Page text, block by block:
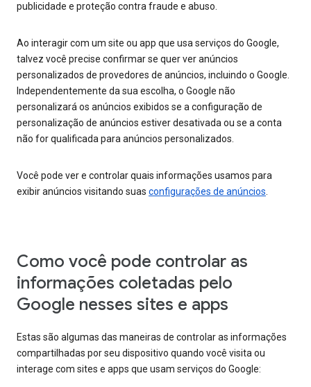
publicidade e proteção contra fraude e abuso.
Ao interagir com um site ou app que usa serviços do Google,
talvez você precise confirmar se quer ver anúncios
personalizados de provedores de anúncios, incluindo o Google.
Independentemente da sua escolha, o Google não
personalizará os anúncios exibidos se a configuração de
personalização de anúncios estiver desativada ou se a conta
não for qualificada para anúncios personalizados.
Você pode ver e controlar quais informações usamos para
exibir anúncios visitando suas configurações de anúncios.
Como você pode controlar as
informações coletadas pelo
Google nesses sites e apps
Estas são algumas das maneiras de controlar as informações
compartilhadas por seu dispositivo quando você visita ou
interage com sites e apps que usam serviços do Google: